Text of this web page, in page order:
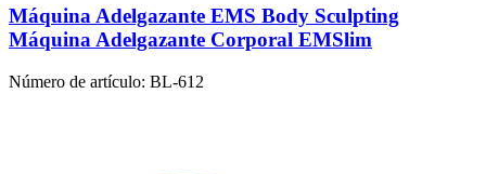
Máquina Adelgazante EMS Body Sculpting
Máquina Adelgazante Corporal EMSlim
Número de artículo: BL-612